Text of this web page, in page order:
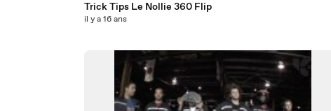
Trick Tips Le Nollie 360 Flip
il y a 16 ans